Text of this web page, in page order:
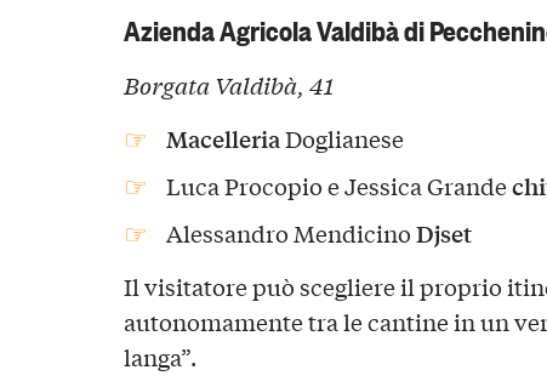
Azienda Agricola Valdibà di
Borgata Valdibà, 41
MacelleriaDoglianese
Luca Procopio e Jessica Grande
Alessandro MendicinoDjset
Il visitatore può scegliere il proprio
autonomamente tra le cantine in un
langa”.